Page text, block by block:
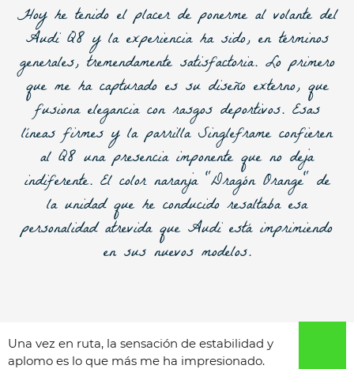
Hoy he tenido el placer de ponerme al volante del
Audi Q8 y la experiencia ha sido, en términos
generales, tremendamente satisfactoria. Lo primero
que me ha capturado es su diseño externo, que
fusiona elegancia con rasgos deportivos. Esas
líneas firmes y la parrilla Singleframe confieren
al Q8 una presencia imponente que no deja
indiferente. El color naranja "Dragón Orange" de
la unidad que he conducido resaltaba esa
personalidad atrevida que Audi está imprimiendo
en sus nuevos modelos.
Una vez en ruta, la sensación de estabilidad y
aplomo es lo que más me ha impresionado.